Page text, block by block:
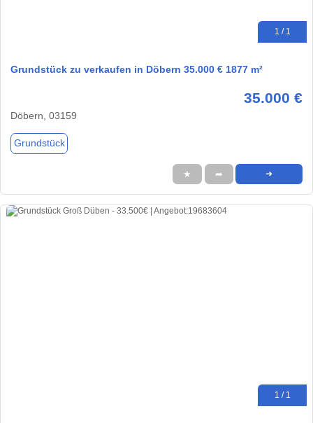
1 / 1
Grundstück zu verkaufen in Döbern 35.000 € 1877 m²
35.000 €
Döbern, 03159
Grundstück
★ ➦ ➜
1 / 1